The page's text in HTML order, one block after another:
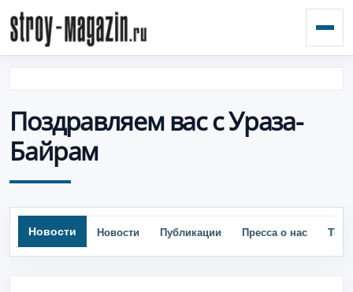
Поздравляем вас с Ураза-
Байрам
Новости Новости Публикации Пресса о нас